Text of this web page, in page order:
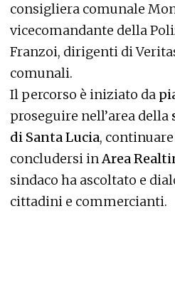
consigliera comunale
vicecomandante della
Franzoi, dirigenti di
comunali.
Il percorso è iniziato da
proseguire nell’area della
di Santa Lucia,
concludersi inArea
sindaco ha ascoltato e
cittadini e commercianti.